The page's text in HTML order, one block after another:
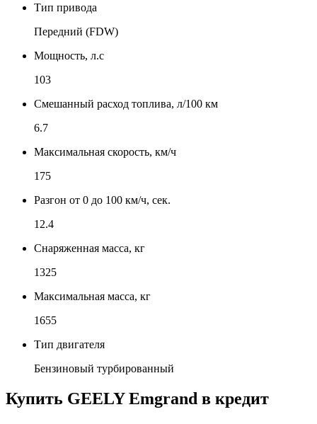
Тип привода
Передний (FDW)
Мощность, л.с
103
Смешанный расход топлива, л/100 км
6.7
Максимальная скорость, км/ч
175
Разгон от 0 до 100 км/ч, сек.
12.4
Снаряженная масса, кг
1325
Максимальная масса, кг
1655
Тип двигателя
Бензиновый турбированный
Купить GEELY Emgrand в кредит